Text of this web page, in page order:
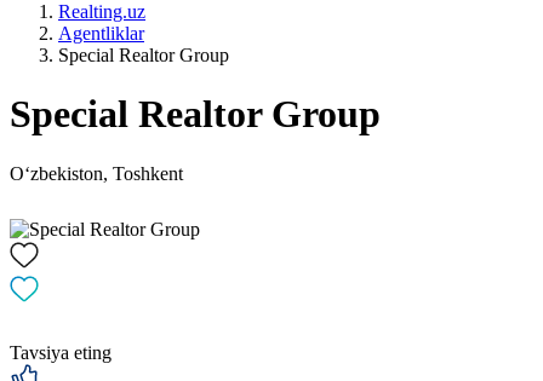
Realting.uz
Agentliklar
Special Realtor Group
Special Realtor Group
Oʻzbekiston, Toshkent
Tavsiya eting